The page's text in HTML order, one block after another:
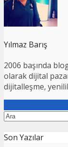
Yılmaz Barış
2006 başında
olarak dijital
dijitalleşme,
Son Yazılar